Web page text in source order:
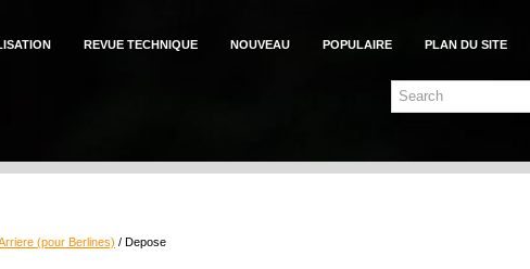
REVUE TECHNIQUE NOUVEAU POPULAIRE PLAN DU SITE
(pour Berlines) / Depose